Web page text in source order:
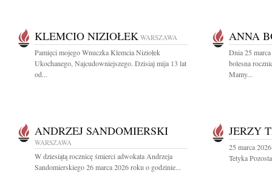
KLEMCIO NIZIOŁEK WARSZAWA
Pamięci mojego Wnuczka Klemcia Niziołek
Ukochanego, Najcudowniejszego. Dzisiaj mija 13 lat
od...
ANNA
Dnia 25
bolesna
Mamy...
ANDRZEJ SANDOMIERSKI
WARSZAWA
W dziesiątą rocznicę śmierci adwokata Andrzeja
Sandomierskiego 26 marca 2026 roku o godzinie...
JERZY
25 marca
Tetyka